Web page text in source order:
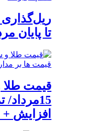
ریل‌گذاری
تا پایان
قیمت طلا
افزایش